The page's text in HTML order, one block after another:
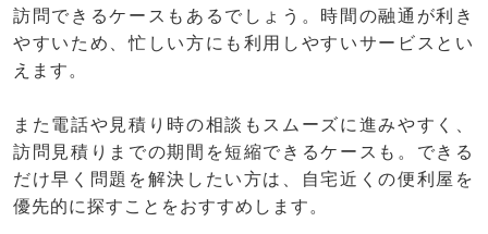
訪問できるケースもあるでしょう。時間の融通が利き
やすいため、忙しい方にも利用しやすいサービスとい
えます。
また電話や見積り時の相談もスムーズに進みやすく、
訪問見積りまでの期間を短縮できるケースも。できる
だけ早く問題を解決したい方は、自宅近くの便利屋を
優先的に探すことをおすすめします。